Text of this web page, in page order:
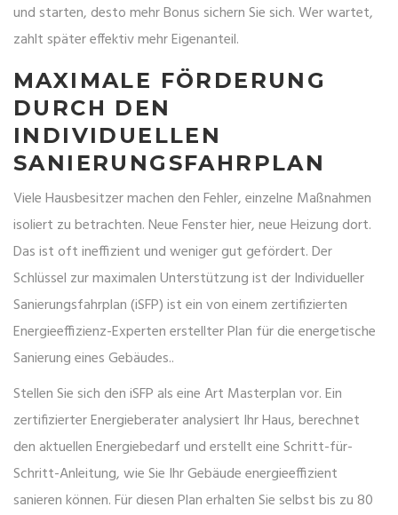
und starten, desto mehr Bonus sichern Sie sich. Wer wartet,
zahlt später effektiv mehr Eigenanteil.
MAXIMALE FÖRDERUNG
DURCH DEN
INDIVIDUELLEN
SANIERUNGSFAHRPLAN
Viele Hausbesitzer machen den Fehler, einzelne Maßnahmen
isoliert zu betrachten. Neue Fenster hier, neue Heizung dort.
Das ist oft ineffizient und weniger gut gefördert. Der
Schlüssel zur maximalen Unterstützung ist derIndividueller
Sanierungsfahrplan(iSFP) istein von einem zertifizierten
Energieeffizienz-Experten erstellter Plan für die energetische
Sanierung eines Gebäudes..
Stellen Sie sich den iSFP als eine Art Masterplan vor. Ein
zertifizierter Energieberater analysiert Ihr Haus, berechnet
den aktuellen Energiebedarf und erstellt eine Schritt-für-
Schritt-Anleitung, wie Sie Ihr Gebäude energieeffizient
sanieren können. Für diesen Plan erhalten Sie selbst bis zu 80